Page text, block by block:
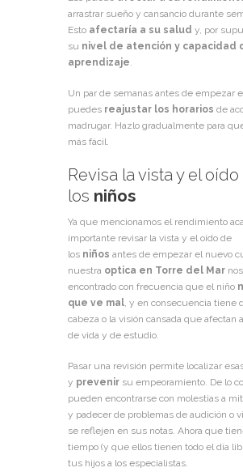
arrastrar sueño y cansancio durante
Esto afectaría a su salud y, por
su nivel de atención y capacidad
aprendizaje
Un par de semanas antes de empezar
puedes reajustar los horarios de
madrugar. Hazlo gradualmente para
más fácil.
Revisa la vista y el
los niños
Ya que mencionamos el rendimiento
importante revisar la vista y el oído de
los niños antes de empezar el nuevo
nuestra optica en Torre del Mar
encontrado con frecuencia que el niño
que ve mal , y en consecuencia tiene
cabeza o la visión cansada que afectan
de vida y de estudio.
Pasar una revisión permite localizar
y prevenir su empeoramiento. De lo
pueden encontrarse con molestias a
y padecer de problemas de audición o
se reflejen en sus notas. Ahora que
tiempo (y que ellos tienen todo el día
tus hijos a los especialistas.